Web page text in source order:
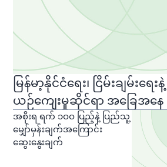
မြန်မာ့နိုင်ငံရေး၊ ငြိမ်းချမ်းရ
ယဉ်ကျေးမှုဆိုင်ရာ အခြေအနေ
အစိုးရ ရက် ၁ဝဝ ပြည့်နဲ့ ပြည်သူ့
မျှော်မှန်းချက်အကြောင်း
ဆွေးနွေးချက်